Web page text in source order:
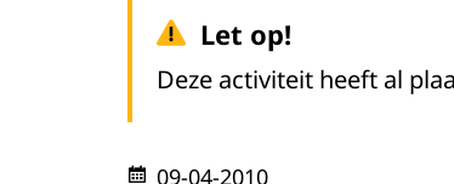
Let op!
Deze activiteit heeft al
09-04-2010